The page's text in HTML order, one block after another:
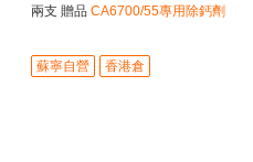
兩支 贈品 CA6700/55專用除鈣劑
蘇寧自營 香港倉